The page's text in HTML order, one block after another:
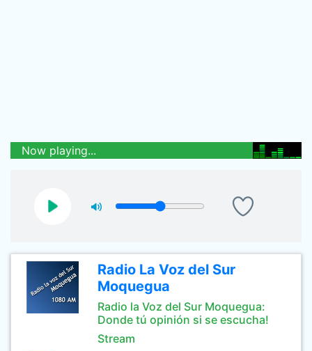
Now playing...
Radio La Voz del Sur
Moquegua
Radio la Voz del Sur Moquegua:
Donde tú opinión si se escucha!
Stream